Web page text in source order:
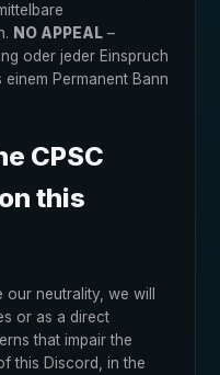
NO APPEAL –
oder jeder Einspruch
Permanent Bann
CPSC
this
neutrality, we will
or as a direct
that impair the
this Discord, in the